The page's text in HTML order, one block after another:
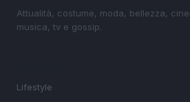
Attualità, costume, moda, bellezza,
musica, tv e gossip.
Lifestyle